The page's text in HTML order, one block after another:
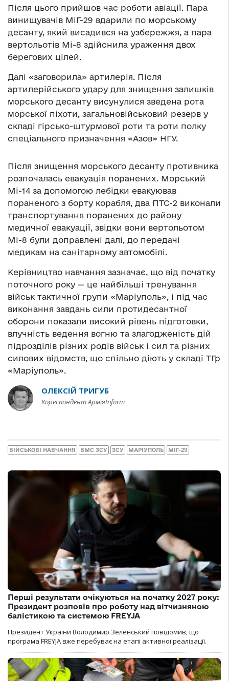
Після цього прийшов час роботи авіації. Пара
винищувачів МіГ-29 вдарили по морському
десанту, який висадився на узбережжя, а пара
вертольотів Мі-8 здійснила ураження двох
берегових цілей.
Далі «заговорила» артилерія. Після
артилерійського удару для знищення залишків
морського десанту висунулися зведена рота
морської піхоти, загальновійськовий резерв у
складі гірсько-штурмової роти та роти полку
спеціального призначення «Азов» НГУ.
Після знищення морського десанту противника
розпочалась евакуація поранених. Морський
Мі-14 за допомогою лебідки евакуював
пораненого з борту корабля, два ПТС-2 виконали
транспортування поранених до району
медичної евакуації, звідки вони вертольотом
Мі-8 були доправлені далі, до передачі
медикам на санітарному автомобілі.
Керівництво навчання зазначає, що від початку
поточного року — це найбільші тренування
військ тактичної групи «Маріуполь», і під час
виконання завдань сили протидесантної
оборони показали високий рівень підготовки,
влучність ведення вогню та злагодженість дій
підрозділів різних родів військ і сил та різних
силових відомств, що спільно діють у складі ТГр
«Маріуполь».
ОЛЕКСІЙ ТРИГУБ
Кореспондент АрміяInform
ВІЙСЬКОВІ НАВЧАННЯ ВМС ЗСУ ЗСУ МАРІУПОЛЬ МІГ-29
Перші результати очікуються на початку 2027 року:
Президент розповів про роботу над вітчизняною
балістикою та системою FREYJA
Президент України Володимир Зеленський повідомив, що
програма FREYJA вже перебуває на етапі активної реалізації.